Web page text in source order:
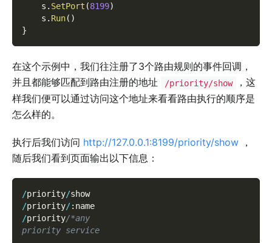
    s
. SetPort (8199)
    s
. Run( )
}
在这个示例中，我们往注册了3个路由规则的事件回调，
并且都能够匹配到路由注册的地址
/priority/show
，这
样我们便可以通过访问这个地址来看看路由执行的顺序是
怎么样的。
执行后我们访问 http://127.0.0.1:8199/priority/show ，
随后我们看到页面输出以下信息：
/priority/show
/priority/: name
/priority/*any
priority service